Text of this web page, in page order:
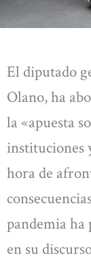
El diputado
Olano, ha
la «apuesta
instituciones
hora de
pandemia ha
en su